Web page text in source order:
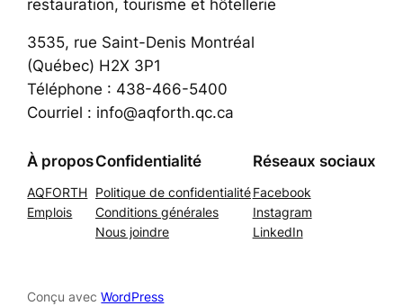
restauration, tourisme et hôtellerie
3535, rue Saint-Denis Montréal
(Québec) H2X 3P1
Téléphone : 438-466-5400
Courriel : info@aqforth.qc.ca
À propos
AQFORTH
Emplois
Confidentialité
Politique de confidentialité
Conditions générales
Nous joindre
Réseaux sociaux
Facebook
Instagram
LinkedIn
Conçu avecWordPress